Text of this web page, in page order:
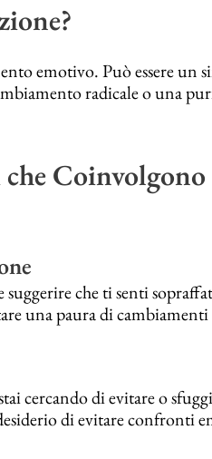
emotivo. Può essere un
radicale o una
Coinvolgono
che ti senti
una paura di
cercando di evitare o
di evitare confronti